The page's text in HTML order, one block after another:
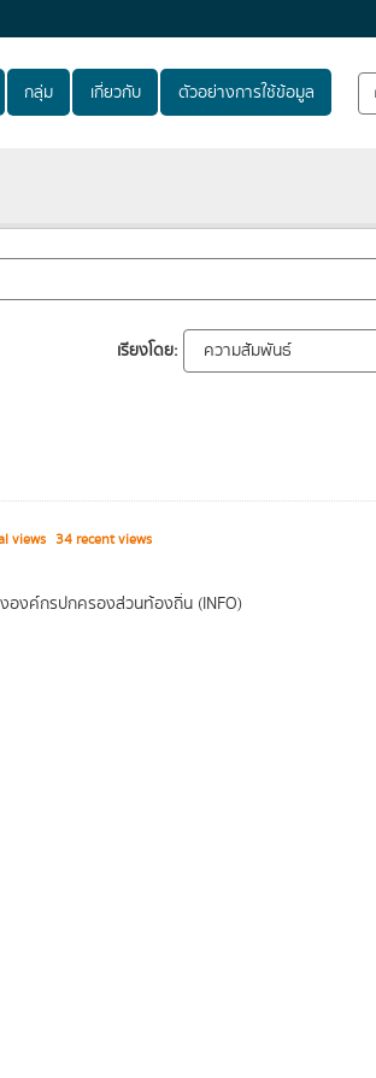
กลุ่ม เกี่ยวกับ ตัวอย่างการใช้ข้อมูล
เรียงโดย
views 34 recent views
องค์กรปกครองส่วนท้องถิ่น (INFO)